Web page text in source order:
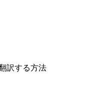
訳する方法